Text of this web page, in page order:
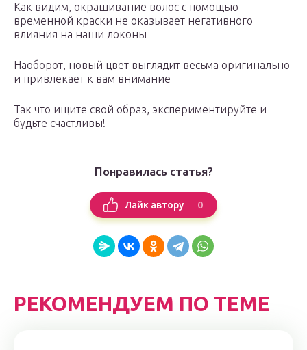
Как видим, окрашивание волос с помощью
временной краски не оказывает негативного
влияния на наши локоны
Наоборот, новый цвет выглядит весьма оригинально
и привлекает к вам внимание
Так что ищите свой образ, экспериментируйте и
будьте счастливы!
Понравилась статья?
Лайк автору 0
РЕКОМЕНДУЕМ ПО ТЕМЕ